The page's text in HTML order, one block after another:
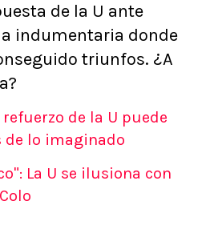
de la U ante
indumentaria donde
triunfos. ¿A
refuerzo de la U puede
de lo imaginado
La U se ilusiona con